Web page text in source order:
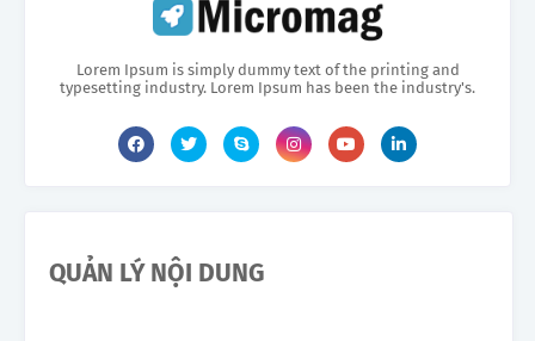
Lorem Ipsum is simply dummy text of the printing and
typesetting industry. Lorem Ipsum has been the industry's.
QUẢN LÝ NỘI DUNG